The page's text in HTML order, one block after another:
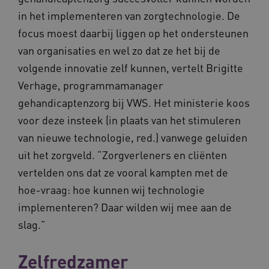
in het implementeren van zorgtechnologie. De
focus moest daarbij liggen op het ondersteunen
van organisaties en wel zo dat ze het bij de
volgende innovatie zelf kunnen, vertelt Brigitte
Verhage, programmamanager
gehandicaptenzorg bij VWS. Het ministerie koos
voor deze insteek (in plaats van het stimuleren
van nieuwe technologie, red.) vanwege geluiden
uit het zorgveld. “Zorgverleners en cliënten
vertelden ons dat ze vooral kampten met de
hoe-vraag: hoe kunnen wij technologie
implementeren? Daar wilden wij mee aan de
slag.”
Zelfredzamer